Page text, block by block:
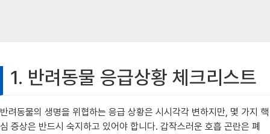
1. 반려동물 응급상황 체크리스트
반려동물의 생명을 위협하는 응급 상황은 시시각각 변하지만, 몇 가지 핵
심 증상은 반드시 숙지하고 있어야 합니다. 갑작스러운 호흡 곤란은 폐